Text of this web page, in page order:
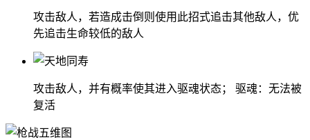
攻击敌人，若造成击倒则使用此招式追击其他敌人，优
先追击生命较低的敌人
攻击敌人，并有概率使其进入驱魂状态； 驱魂：无法被
复活